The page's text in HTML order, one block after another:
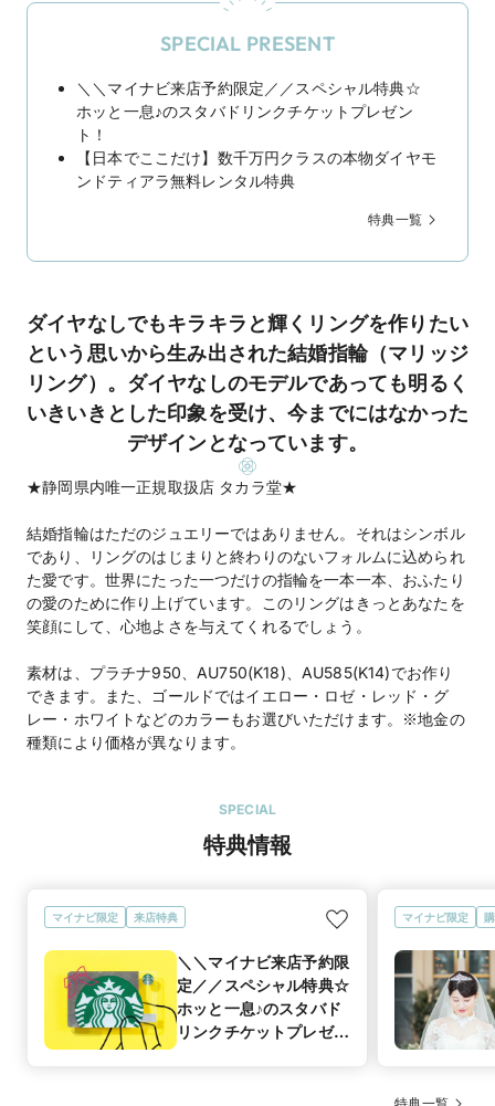
SPECIAL PRESENT
＼＼マイナビ来店予約限定／／スペシャル特典☆
ホッと一息♪のスタバドリンクチケットプレゼン
ト！
【日本でここだけ】数千万円クラスの本物ダイヤモ
ンドティアラ無料レンタル特典
特典一覧
ダイヤなしでもキラキラと輝くリングを作りたい
という思いから生み出された結婚指輪（マリッジ
リング）。ダイヤなしのモデルであっても明るく
いきいきとした印象を受け、今までにはなかった
デザインとなっています。
★静岡県内唯一正規取扱店 タカラ堂★
結婚指輪はただのジュエリーではありません。それはシンボル
であり、リングのはじまりと終わりのないフォルムに込められ
た愛です。世界にたった一つだけの指輪を一本一本、おふたり
の愛のために作り上げています。このリングはきっとあなたを
笑顔にして、心地よさを与えてくれるでしょう。
素材は、プラチナ950、AU750(K18)、AU585(K14)でお作り
できます。また、ゴールドではイエロー・ロゼ・レッド・グ
レー・ホワイトなどのカラーもお選びいただけます。※地金の
種類により価格が異なります。
SPECIAL
特典情報
マイナビ限定 来店特典
＼＼マイナビ来店予約限
定／／スペシャル特典☆
ホッと一息♪のスタバド
リンクチケットプレゼン
マイナビ限定